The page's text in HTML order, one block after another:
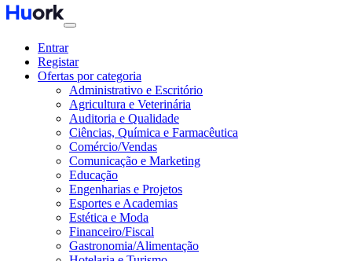
Entrar
Registar
Ofertas por categoria
Administrativo e Escritório
Agricultura e Veterinária
Auditoria e Qualidade
Ciências, Química e Farmacêutica
Comércio/Vendas
Comunicação e Marketing
Educação
Engenharias e Projetos
Esportes e Academias
Estética e Moda
Financeiro/Fiscal
Gastronomia/Alimentação